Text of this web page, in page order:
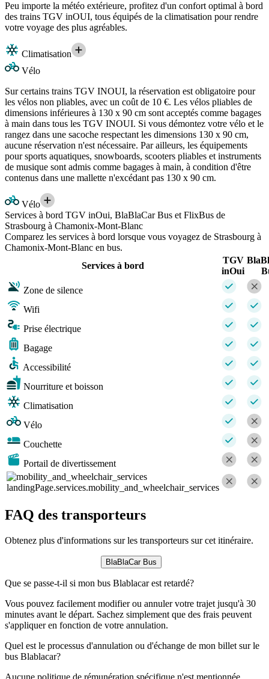
Peu importe la météo extérieure, profitez d'un confort optimal à bord
des trains TGV inOUI, tous équipés de la climatisation pour rendre
votre voyage des plus agréables.
Climatisation
Vélo
Sur certains trains TGV INOUI, la réservation est obligatoire pour
les vélos non pliables, avec un coût de 10 €. Les vélos pliables de
dimensions inférieures à 130 x 90 cm sont acceptés comme bagages
à main dans tous les TGV INOUI. Si vous démontez votre vélo et le
rangez dans une sacoche respectant les dimensions 130 x 90 cm,
aucune réservation n'est nécessaire. Par ailleurs, les équipements
pour sports aquatiques, snowboards, scooters pliables et instruments
de musique sont admis comme bagages à main, à condition d'être
contenus dans une mallette n'excédant pas 130 x 90 cm.
Vélo
Services à bord TGV inOui, BlaBlaCar Bus et FlixBus de
Strasbourg à Chamonix-Mont-Blanc
Comparez les services à bord lorsque vous voyagez de Strasbourg à
Chamonix-Mont-Blanc en bus.
Services à bord
TGV
inOui
Zone de silence
Wifi
Prise électrique
Bagage
Accessibilité
Nourriture et boisson
Climatisation
Vélo
Couchette
Portail de divertissement
landingPage.services.mobility_and_wheelchair_services
FAQ des transporteurs
Obtenez plus d'informations sur les transporteurs sur cet itinéraire.
BlaBlaCar Bus
Que se passe-t-il si mon bus Blablacar est retardé?
Vous pouvez facilement modifier ou annuler votre trajet jusqu'à 30
minutes avant le départ. Sachez simplement que des frais peuvent
s'appliquer en fonction de votre annulation.
Quel est le processus d'annulation ou d'échange de mon billet sur le
bus Blablacar?
Aucune politique de rémunération spécifique n'est mentionnée.